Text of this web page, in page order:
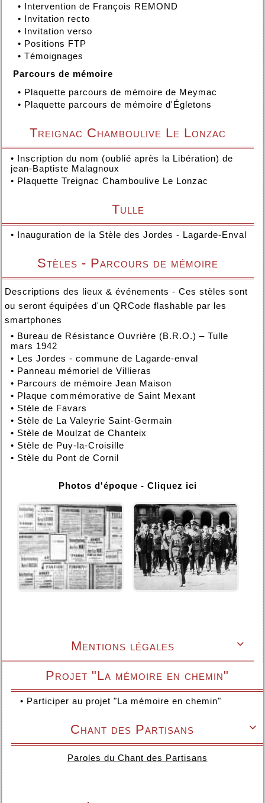
• Intervention de François REMOND
• Invitation recto
• Invitation verso
• Positions FTP
• Témoignages
Parcours de mémoire
• Plaquette parcours de mémoire de Meymac
• Plaquette parcours de mémoire d'Égletons
Treignac Chamboulive Le Lonzac
• Inscription du nom (oublié après la Libération) de
jean-Baptiste Malagnoux
• Plaquette Treignac Chamboulive Le Lonzac
Tulle
• Inauguration de la Stèle des Jordes - Lagarde-Enval
Stèles - Parcours de mémoire
Descriptions des lieux & événements - Ces stèles sont
ou seront équipées d'un QRCode flashable par les
smartphones
• Bureau de Résistance Ouvrière (B.R.O.) – Tulle
mars 1942
• Les Jordes - commune de Lagarde-enval
• Panneau mémoriel de Villieras
• Parcours de mémoire Jean Maison
• Plaque commémorative de Saint Mexant
• Stèle de Favars
• Stèle de La Valeyrie Saint-Germain
• Stèle de Moulzat de Chanteix
• Stèle de Puy-la-Croisille
• Stèle du Pont de Cornil
Photos d'époque - Cliquez ici

Mentions légales
Projet "La mémoire en chemin"
• Participer au projet "La mémoire en chemin"

Chant des Partisans
Paroles du Chant des Partisans